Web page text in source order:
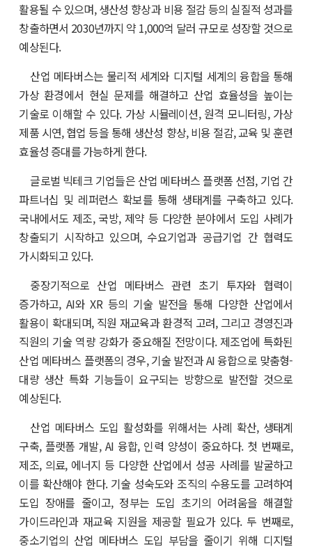
활용될 수 있으며, 생산성 향상과 비용 절감 등의 실질적 성과를
창출하면서 2030년까지 약 1,000억 달러 규모로 성장할 것으로
예상된다.
산업 메타버스는 물리적 세계와 디지털 세계의 융합을 통해
가상 환경에서 현실 문제를 해결하고 산업 효율성을 높이는
기술로 이해할 수 있다. 가상 시뮬레이션, 원격 모니터링, 가상
제품 시연, 협업 등을 통해 생산성 향상, 비용 절감, 교육 및 훈련
효율성 증대를 가능하게 한다.
글로벌 빅테크 기업들은 산업 메타버스 플랫폼 선점, 기업 간
파트너십 및 레퍼런스 확보를 통해 생태계를 구축하고 있다.
국내에서도 제조, 국방, 제약 등 다양한 분야에서 도입 사례가
창출되기 시작하고 있으며, 수요기업과 공급기업 간 협력도
가시화되고 있다.
중장기적으로 산업 메타버스 관련 초기 투자와 협력이
증가하고, AI와 XR 등의 기술 발전을 통해 다양한 산업에서
활용이 확대되며, 직원 재교육과 환경적 고려, 그리고 경영진과
직원의 기술 역량 강화가 중요해질 전망이다. 제조업에 특화된
산업 메타버스 플랫폼의 경우, 기술 발전과 AI 융합으로 맞춤형-
대량 생산 특화 기능들이 요구되는 방향으로 발전할 것으로
예상된다.
산업 메타버스 도입 활성화를 위해서는 사례 확산, 생태계
구축, 플랫폼 개발, AI 융합, 인력 양성이 중요하다. 첫 번째로,
제조, 의료, 에너지 등 다양한 산업에서 성공 사례를 발굴하고
이를 확산해야 한다. 기술 성숙도와 조직의 수용도를 고려하여
도입 장애를 줄이고, 정부는 도입 초기의 어려움을 해결할
가이드라인과 재교육 지원을 제공할 필요가 있다. 두 번째로,
중소기업의 산업 메타버스 도입 부담을 줄이기 위해 디지털